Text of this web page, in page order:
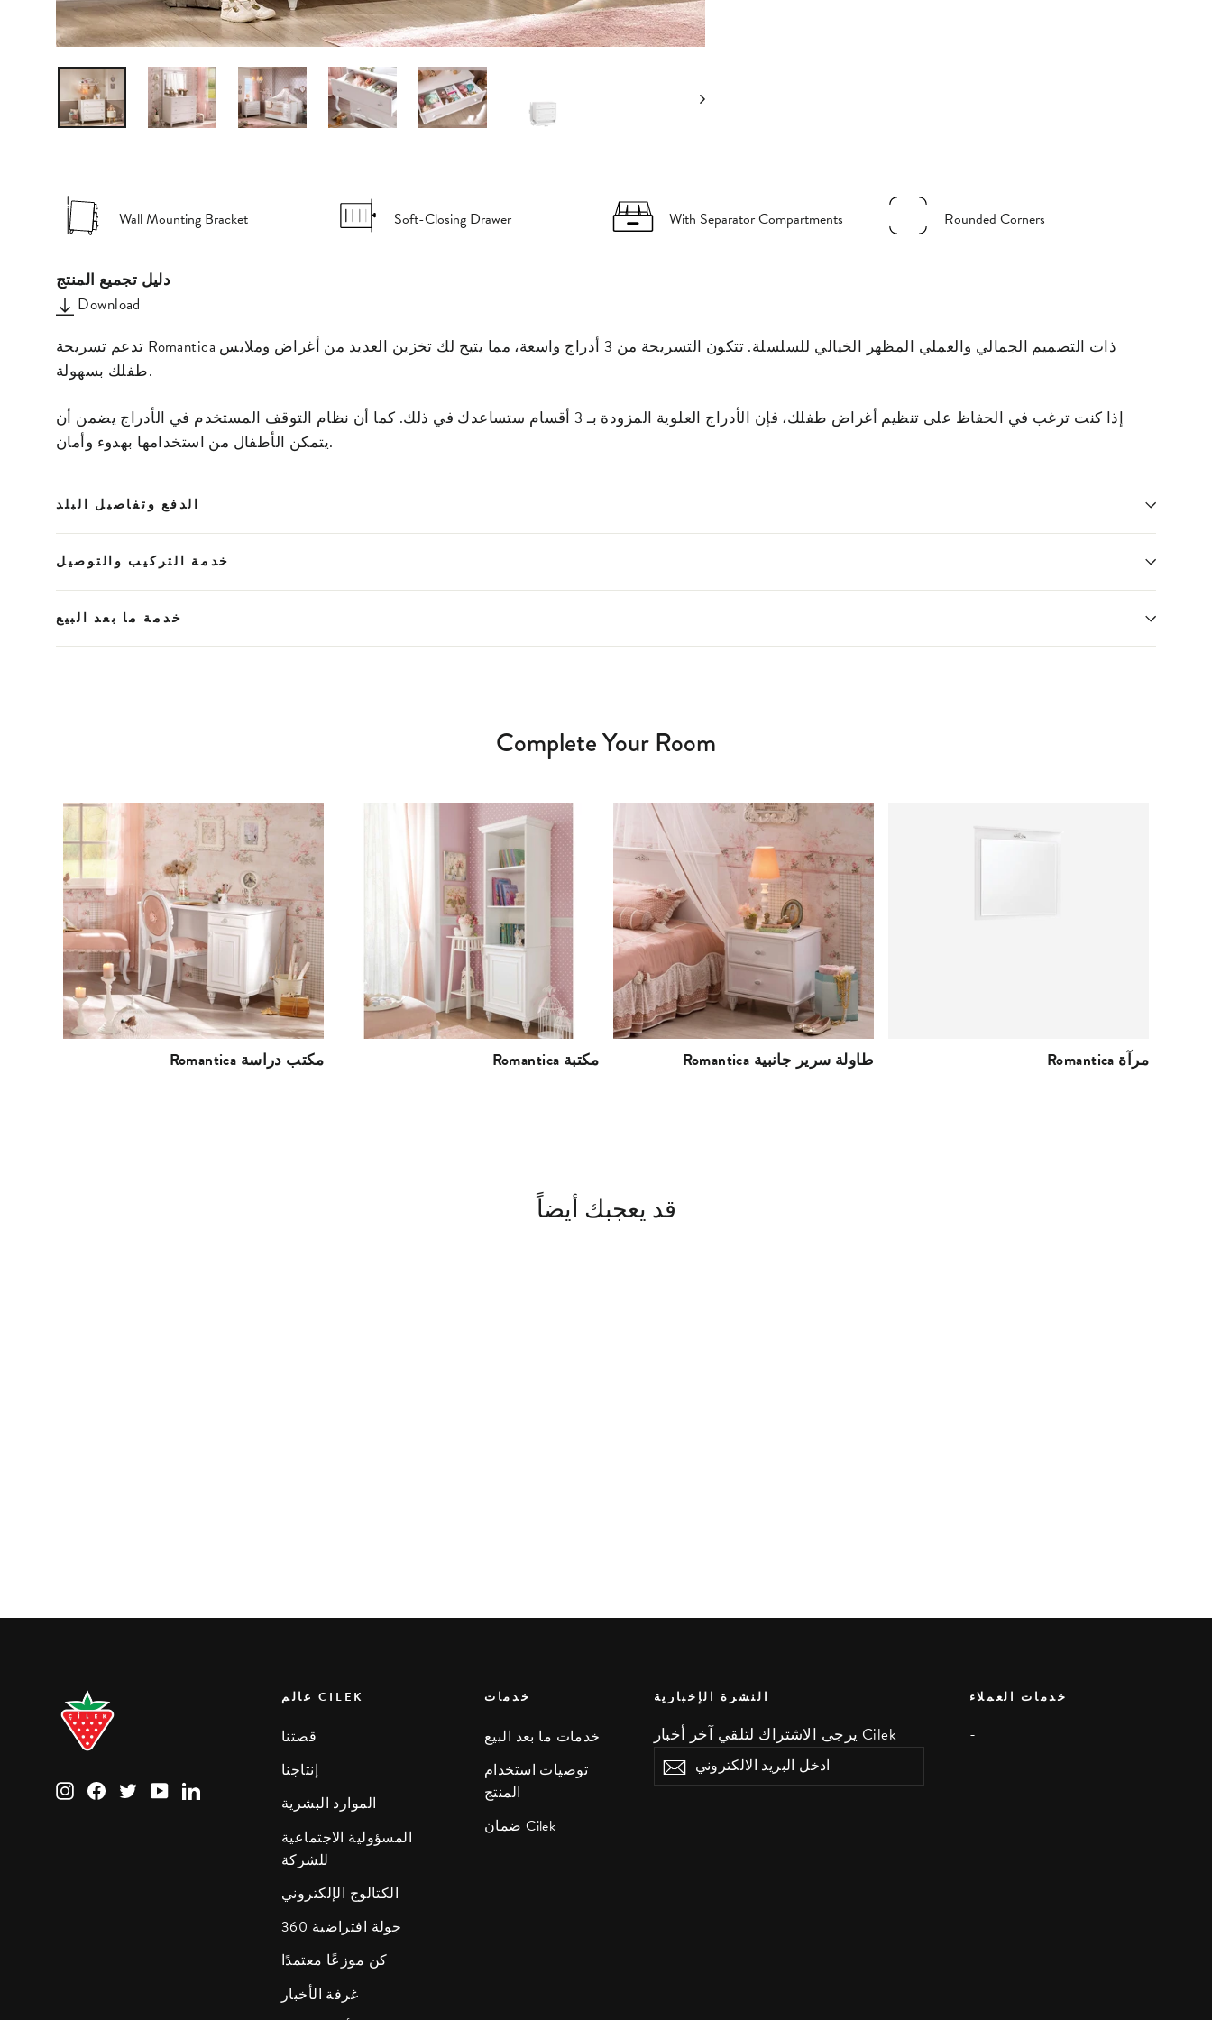
Wall Mounting Bracket Soft-Closing Drawer With Separator Compartments Rounded Corners
دليل تجميع المنتج
Download
تدعم تسريحة Romantica ذات التصميم الجمالي والعملي المظهر الخيالي للسلسلة. تتكون التسريحة من 3 أدراج واسعة، مما يتيح لك تخزين العديد من أغراض وملابس
طفلك بسهولة.
إذا كنت ترغب في الحفاظ على تنظيم أغراض طفلك، فإن الأدراج العلوية المزودة بـ 3 أقسام ستساعدك في ذلك. كما أن نظام التوقف المستخدم في الأدراج يضمن أن
يتمكن الأطفال من استخدامها بهدوء وأمان.
الدفع وتفاصيل البلد
خدمة التركيب والتوصيل
خدمة ما بعد البيع
Complete Your Room
Romantica مكتب دراسة Romantica مكتبة Romantica طاولة سرير جانبية Romantica مرآة
قد يعجبك أيضاً
InstagramFacebook
Twitter YouTube
عالم CILEK
قصتنا
إنتاجنا
الموارد البشرية
المسؤولية الاجتماعية
للشركة
الكتالوج الإلكتروني
جولة افتراضية 360
كن موزعًا معتمدًا
غرفة الأخبار
خدمات
خدمات ما بعد البيع
توصيات استخدام
المنتج
ضمان Cilek
النشرة الإخبارية
يرجى الاشتراك لتلقي آخر أخبار Cilek
ادخل
البريداشتراك
خدمات العملاء
-